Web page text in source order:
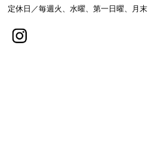
定休日／毎週火、水曜、第一日曜、月末